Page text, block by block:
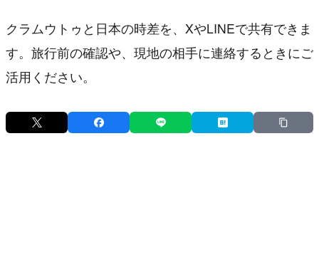
クラムウトゥと日本の時差を、XやLINEで共有できま
す。旅行前の確認や、現地の相手に連絡するときにご
活用ください。